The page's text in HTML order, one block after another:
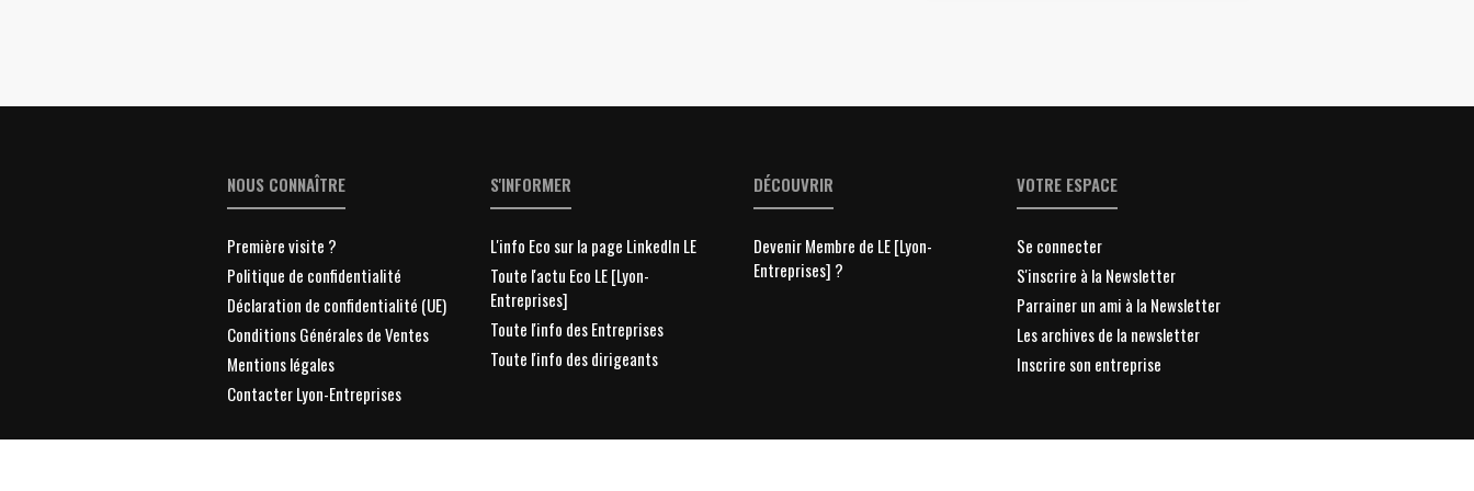
NOUS CONNAÎTRE
Première visite ?
Politique de confidentialité
Déclaration de confidentialité (UE)
Conditions Générales de Ventes
Mentions légales
Contacter Lyon-Entreprises
S'INFORMER
L'info Eco sur la page LinkedIn LE
Toute l'actu Eco LE [Lyon-
Entreprises]
Toute l'info des Entreprises
Toute l'info des dirigeants
DÉCOUVRIR
Devenir Membre de LE [Lyon-
Entreprises] ?
VOTRE ESPACE
Se connecter
S'inscrire à la Newsletter
Parrainer un ami à la Newsletter
Les archives de la newsletter
Inscrire son entreprise